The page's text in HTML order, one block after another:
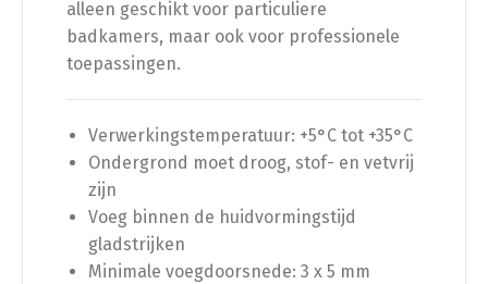
alleen geschikt voor particuliere
badkamers, maar ook voor professionele
toepassingen.
Verwerkingstemperatuur: +5°C tot +35°C
Ondergrond moet droog, stof- en vetvrij
zijn
Voeg binnen de huidvormingstijd
gladstrijken
Minimale voegdoorsnede: 3 x 5 mm